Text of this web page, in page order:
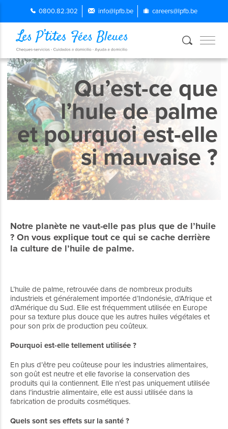
0800.82.302 info@lpfb.be careers@lpfb.be
Qu’est-ce que
l’hule de palme
et pourquoi est-elle
si mauvaise ?
Notre planète ne vaut-elle pas plus que de l’huile
? On vous explique tout ce qui se cache derrière
la culture de l’huile de palme.
L’huile de palme, retrouvée dans de nombreux produits
industriels et généralement importée d’Indonésie, d'Afrique et
d’Amérique du Sud. Elle est fréquemment utilisée en Europe
pour sa texture plus douce que les autres huiles végétales et
pour son prix de production peu coûteux.
Pourquoi est-elle tellement utilisée ?
En plus d’être peu coûteuse pour les industries alimentaires,
son goût est neutre et elle favorise la conservation des
produits qui la contiennent. Elle n’est pas uniquement utilisée
dans l’industrie alimentaire, elle est aussi utilisée dans la
fabrication de produits cosmétiques.
Quels sont ses effets sur la santé ?